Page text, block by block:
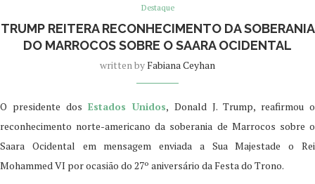
Destaque
TRUMP REITERA RECONHECIMENTO DA SOBERANIA
DO MARROCOS SOBRE O SAARA OCIDENTAL
written byFabiana Ceyhan
O presidente dosEstados Unidos, Donald J. Trump, reafirmou o
reconhecimento norte-americano da soberania de Marrocos sobre o
Saara Ocidental em mensagem enviada a Sua Majestade o Rei
Mohammed VI por ocasião do 27º aniversário da Festa do Trono.